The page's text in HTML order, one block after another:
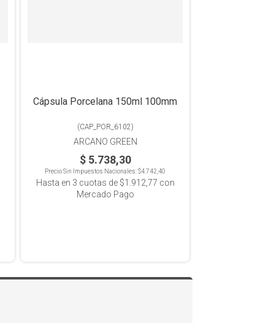
Cápsula Porcelana 150ml 100mm
(CAP_POR_6102)
ARCANO GREEN
$ 5.738,30
Precio Sin Impuestos Nacionales:$4.742,40
Hasta en 3 cuotas de $1.912,77 con
Mercado Pago